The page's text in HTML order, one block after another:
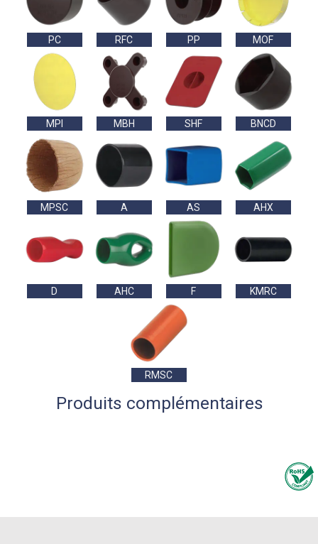
PC RFC PP MOF
MPI MBH SHF BNCD
MPSC A AS AHX
D AHC F KMRC
RMSC
Produits complémentaires